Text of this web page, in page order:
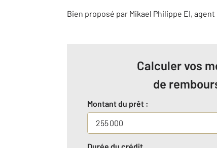
Bien proposé par Mikael Philippe EI, agent
Calculer vos
de
Montant du prêt :